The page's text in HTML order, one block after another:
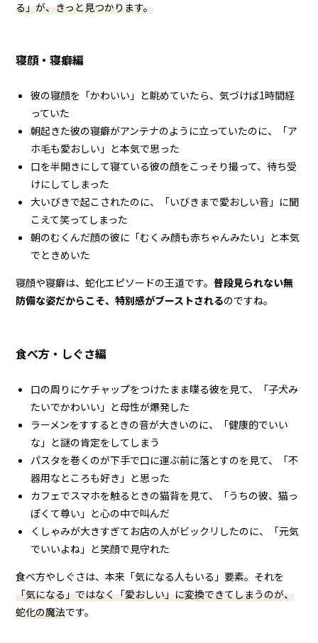
る」が、きっと見つかります。
寝顔・寝癖編
彼の寝顔を「かわいい」と眺めていたら、気づけば1時間経
っていた
朝起きた彼の寝癖がアンテナのように立っていたのに、「ア
ホ毛も愛おしい」と本気で思った
口を半開きにして寝ている彼の顔をこっそり撮って、待ち受
けにしてしまった
大いびきで起こされたのに、「いびきまで愛おしい音」に聞
こえて笑ってしまった
朝のむくんだ顔の彼に「むくみ顔も赤ちゃんみたい」と本気
でときめいた
寝顔や寝癖は、蛇化エピソードの王道です。普段見られない無
防備な姿だからこそ、特別感がブーストされるのですね。
食べ方・しぐさ編
口の周りにケチャップをつけたまま喋る彼を見て、「子犬み
たいでかわいい」と母性が爆発した
ラーメンをすするときの音が大きいのに、「健康的でいい
な」と謎の肯定をしてしまう
パスタを巻くのが下手で口に運ぶ前に落とすのを見て、「不
器用なところも好き」と思った
カフェでスマホを触るときの猫背を見て、「うちの彼、猫っ
ぽくて尊い」と心の中で叫んだ
くしゃみが大きすぎてお店の人がビックリしたのに、「元気
でいいよね」と笑顔で見守れた
食べ方やしぐさは、本来「気になる人もいる」要素。それを
「気になる」ではなく「愛おしい」に変換できてしまうのが、
蛇化の魔法です。